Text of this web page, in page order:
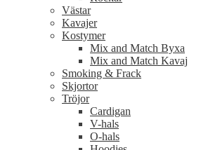
Västar
Kavajer
Kostymer
Mix and Match Byxa
Mix and Match Kavaj
Smoking & Frack
Skjortor
Tröjor
Cardigan
V-hals
O-hals